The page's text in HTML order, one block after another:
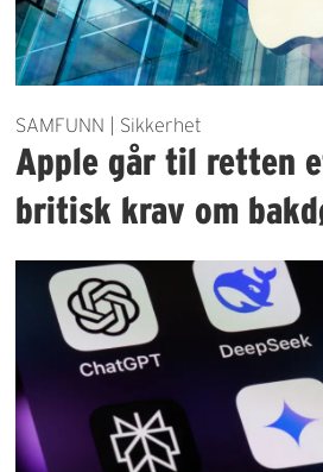
SAMFUNN | Sikkerhet
Apple går til retten
britisk krav om